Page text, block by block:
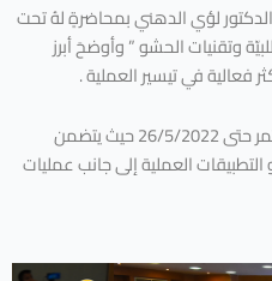
لؤي الدهني بمحاضرةٍ لهُ تحت
وتقنيات الحشو ” وأوضحَ أبرز
فعالية في تيسير العملية .
تجدر الإشارة أن الأسبوع العلمي مستمر حتى 26/5/2022 حيث يتضمن
العملية إلى جانب عمليات